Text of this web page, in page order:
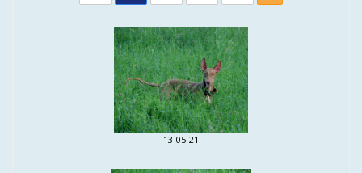
13-05-21